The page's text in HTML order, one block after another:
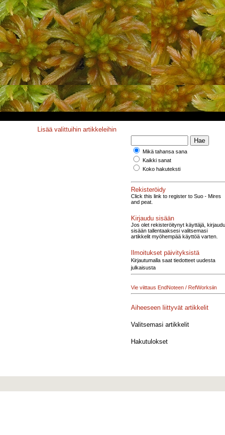
Lisää valittuihin artikkeleihin
Mikä tahansa sana
Kaikki sanat
Koko hakuteksti
Rekisteröidy
Click this link to register to Suo - Mires
and peat.
Kirjaudu sisään
Jos olet rekisteröitynyt käyttäjä, kirjaudu
sisään tallentaaksesi valitsemasi
artikkelit myöhempää käyttöä varten.
Ilmoitukset päivityksistä
Kirjautumalla saat tiedotteet uudesta
julkaisusta
Vie viittaus EndNoteen / RefWorksiin
Aiheeseen liittyvät artikkelit
Valitsemasi artikkelit
Hakutulokset